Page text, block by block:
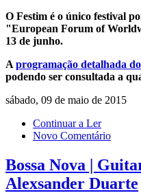
O Festim é o único festival
"European Forum of
13 de junho.
A programação detalhada
podendo ser consultada a
sábado, 09 de maio de 2015
Continuar a Ler
Novo Comentário
Bossa Nova |
Alexsander Duarte